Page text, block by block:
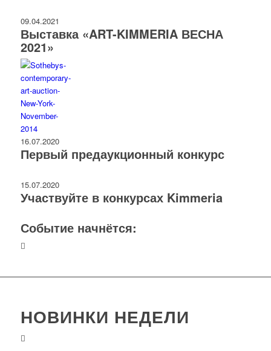
09.04.2021
Выставка «ART-KIMMERIA ВЕСНА
2021»
16.07.2020
Первый предаукционный конкурс
15.07.2020
Участвуйте в конкурсах Kimmeria
Событие начнётся:
НОВИНКИ НЕДЕЛИ